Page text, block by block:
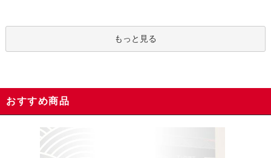
もっと見る
おすすめ商品